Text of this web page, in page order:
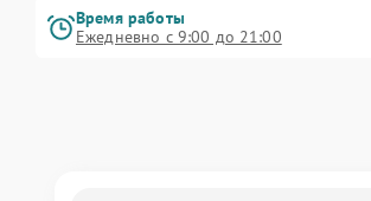
Время работы
Ежедневно с 9:00 до 21:00